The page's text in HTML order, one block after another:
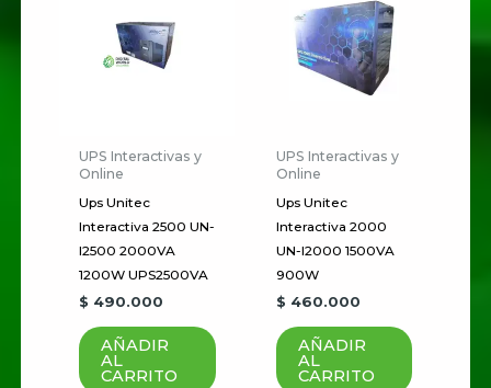
Nombre
Guardar mi nombre, correo
electrónico y sitio web en este
navegador para la próxima vez
que haga un comentario.
UPS Interactivas y
Online
Ups Unitec
Interactiva 2500 UN-
I2500 2000VA
1200W UPS2500VA
$ 490.000
AÑADIR
AL
CARRITO
UPS Interactivas y
Online
Ups Unitec
Interactiva 2000
UN-I2000 1500VA
900W
$ 460.000
AÑADIR
AL
CARRITO